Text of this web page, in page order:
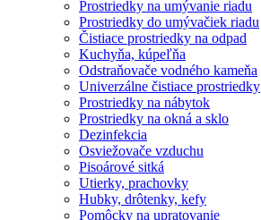
Prostriedky na umývanie riadu
Prostriedky do umývačiek riadu
Čistiace prostriedky na odpad
Kuchyňa, kúpeľňa
Odstraňovače vodného kameňa
Univerzálne čistiace prostriedky
Prostriedky na nábytok
Prostriedky na okná a sklo
Dezinfekcia
Osviežovače vzduchu
Pisoárové sitká
Utierky, prachovky
Hubky, drôtenky, kefy
Pomôcky na upratovanie